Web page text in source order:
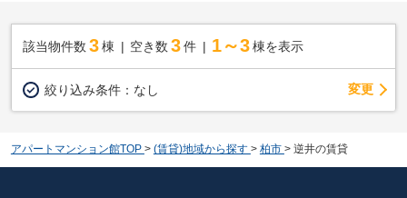
該当物件数 3棟 空き数 3 件 1～3 棟を表示
絞り込み条件： なし 変更
アパートマンション館TOP > (賃貸)地域から探す > 柏市 > 逆井の賃貸